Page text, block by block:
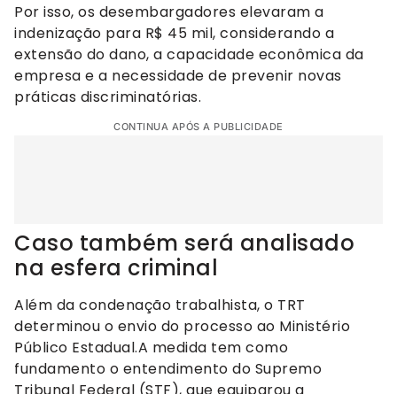
Por isso, os desembargadores elevaram a
indenização para R$ 45 mil, considerando a
extensão do dano, a capacidade econômica da
empresa e a necessidade de prevenir novas
práticas discriminatórias.
CONTINUA APÓS A PUBLICIDADE
Caso também será analisado
na esfera criminal
Além da condenação trabalhista, o TRT
determinou o envio do processo ao Ministério
Público Estadual.A medida tem como
fundamento o entendimento do Supremo